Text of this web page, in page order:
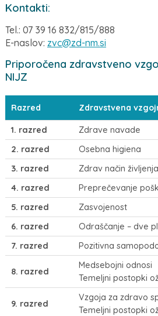
Kontakti:
Tel.: 07 39 16 832/815/888
E-naslov: zvc@zd-nm.si
Priporočena zdravstveno
NIJZ
Razred Zdravstvena
1. razred
Zdrave navade
2. razred
Osebna higiena
3. razred
Zdrav način življenja
4. razred
Preprečevanje
5. razred
Zasvojenost
6. razred
Odraščanje – dve
7. razred
Pozitivna
8. razred
Medsebojni odnosi
Temeljni postopki
9. razred
Vzgoja za zdravo
Temeljni postopki